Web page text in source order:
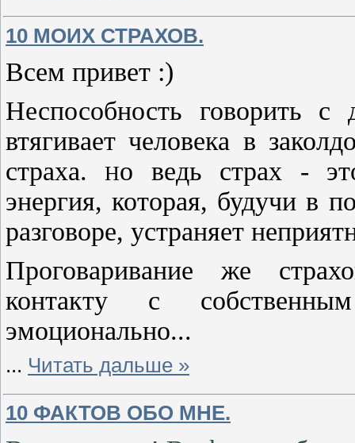
10 МОИХ СТРАХОВ.
Всем привет :)
Неспособность говорить
втягивает человека в
страха.Но ведь страх -
энергия, которая, будучи в
разговоре, устраняет
Проговаривание же
контакту с
эмоционально...
... Читать дальше »
10 ФАКТОВ ОБО МНЕ.